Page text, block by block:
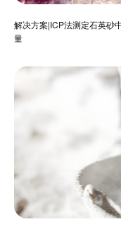
解决方案|ICP法测定石英砂
量